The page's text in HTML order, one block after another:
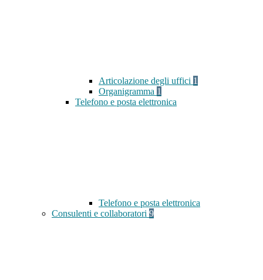
Articolazione degli uffici 1
Organigramma 1
Telefono e posta elettronica
Telefono e posta elettronica
Consulenti e collaboratori 9